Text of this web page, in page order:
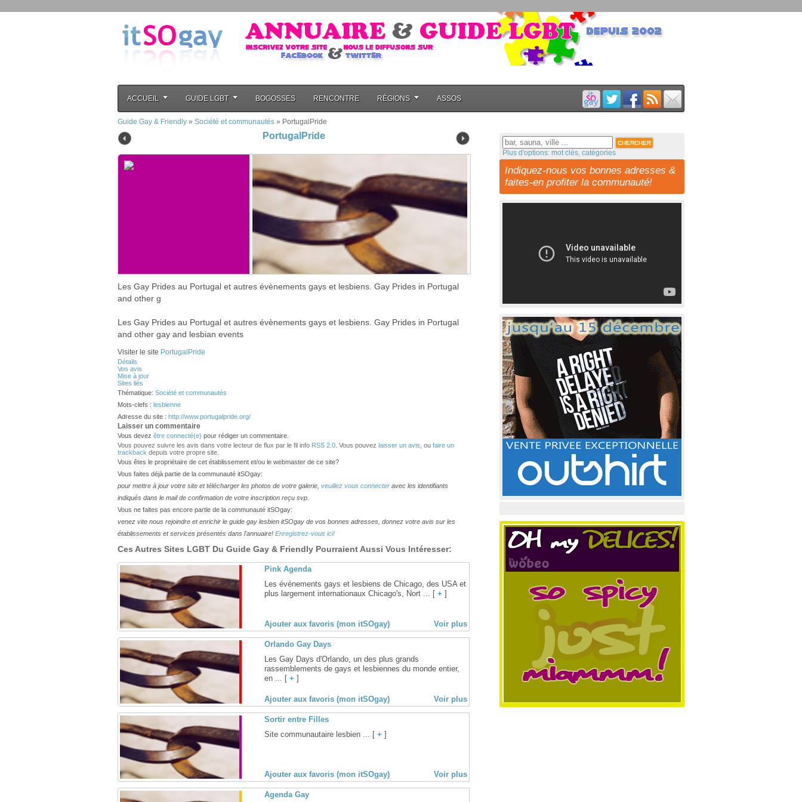
ACCUEIL GUIDE LGBT BOGOSSES RENCONTRE RÉGIONS ASSOS
Guide Gay & Friendly » Société et communautés » PortugalPride
PortugalPride
Les Gay Prides au Portugal et autres évènements gays et lesbiens. Gay Prides in Portugal
and other g
Les Gay Prides au Portugal et autres évènements gays et lesbiens. Gay Prides in Portugal
and other gay and lesbian events
Visiter le site PortugalPride
Détails
Vos avis
Mise à jour
Sites liés
Thématique: Société et communautés
Mots-clefs : lesbienne
Adresse du site : http://www.portugalpride.org/
Laisser un commentaire
Vous devez être connecté(e) pour rédiger un commentaire.
Vous pouvez suivre les avis dans votre lecteur de flux par le fil info RSS 2.0 . Vous pouvez laisser un avis , ou faire un
trackback depuis votre propre site.
Vous êtes le propriétaire de cet établissement et/ou le webmaster de ce site?
Vous faites déjà partie de la communauté itSOgay:
pour mettre à jour votre site et télécharger les photos de votre galerie, veuillez vous connecter avec les identifiants
indiqués dans le mail de confirmation de votre inscription reçu svp.
Vous ne faites pas encore partie de la communauté itSOgay:
venez vite nous rejoindre et enrichir le guide gay lesbien itSOgay de vos bonnes adresses, donnez votre avis sur les
établissements et services présentés dans l'annuaire! Enregistrez-vous ici!
Ces Autres Sites LGBT Du Guide Gay & Friendly Pourraient Aussi Vous Intéresser:
Pink Agenda
Les événements gays et lesbiens de Chicago, des USA et
plus largement internationaux Chicago's, Nort ... [ + ]
Ajouter aux favoris (mon itSOgay) Voir plus
Orlando Gay Days
Les Gay Days d'Orlando, un des plus grands
rassemblements de gays et lesbiennes du monde entier,
en ... [ + ]
Ajouter aux favoris (mon itSOgay) Voir plus
Sortir entre Filles
Site communautaire lesbien ... [ + ]
Ajouter aux favoris (mon itSOgay) Voir plus
Agenda Gay
Plus d'options: mot clés, catégories
Indiquez-nous vos bonnes adresses &
faites-en profiter la communauté!